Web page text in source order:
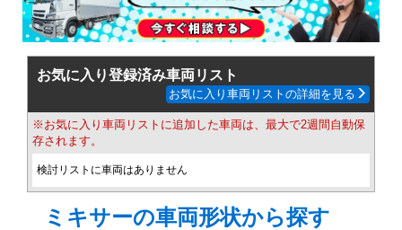
お気に入り登録済み車両リスト
お気に入り車両リストの詳細を見る
※お気に入り車両リストに追加した車両は、最大で2週間自動保
存されます。
検討リストに車両はありません
ミキサーの車両形状から探す